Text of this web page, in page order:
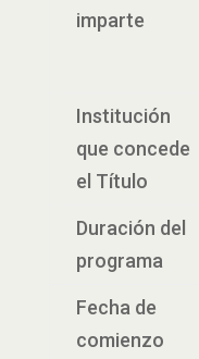
imparte
Institución
que concede
el Título
Duración del
programa
Fecha de
comienzo